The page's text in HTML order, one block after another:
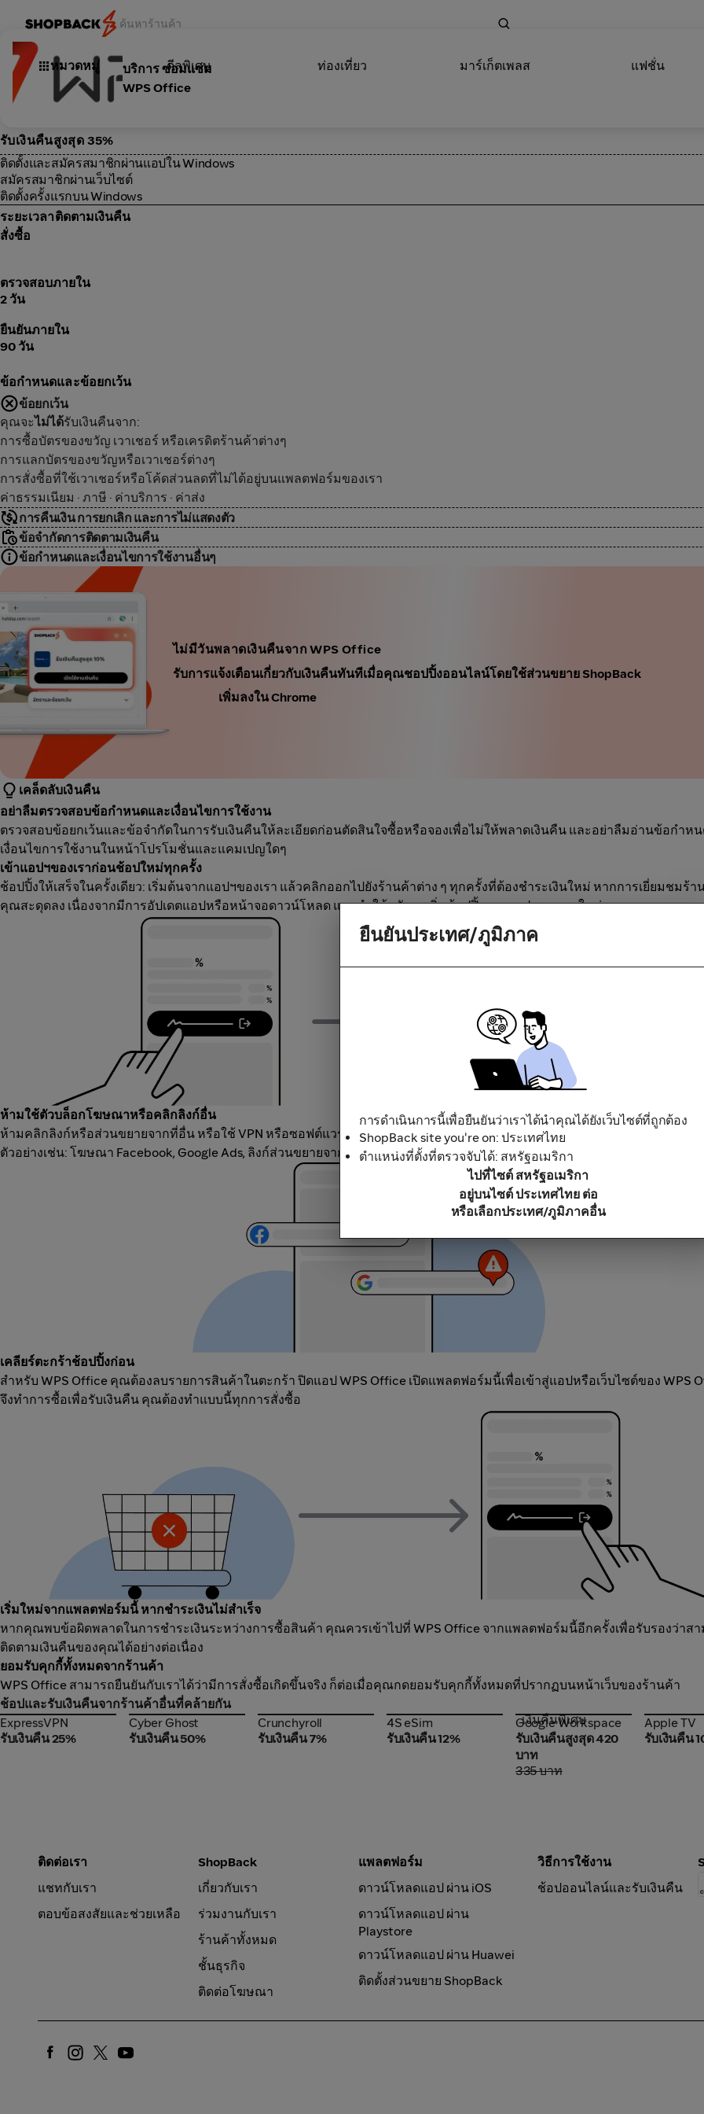
หมวดหมู่ ดีลพิเศษ ท่องเที่ยว มาร์เก็ตเพลส แฟชั่น
บริการ ซ่อมแซม
WPS Office
รับเงินคืนสูงสุด 35%
ติดตั้งและสมัครสมาชิกผ่านแอปใน Windows
สมัครสมาชิกผ่านเว็บไซต์
ติดตั้งครั้งแรกบน Windows
ระยะเวลาติดตามเงินคืน
สั่งซื้อ
ตรวจสอบภายใน
2 วัน
ยืนยันภายใน
90 วัน
ข้อกำหนดและข้อยกเว้น
ข้อยกเว้น
คุณจะไม่ได้รับเงินคืนจาก:
การซื้อบัตรของขวัญ เวาเชอร์ หรือเครดิตร้านค้าต่างๆ
การแลกบัตรของขวัญหรือเวาเชอร์ต่างๆ
การสั่งซื้อที่ใช้เวาเชอร์หรือโค้ดส่วนลดที่ไม่ได้อยู่บนแพลตฟอร์มของเรา
ค่าธรรมเนียม · ภาษี · ค่าบริการ · ค่าส่ง
การคืนเงิน การยกเลิก และการไม่แสดงตัว
ข้อจำกัดการติดตามเงินคืน
ข้อกำหนดและเงื่อนไขการใช้งานอื่นๆ
ไม่มีวันพลาดเงินคืนจาก WPS Office
รับการแจ้งเตือนเกี่ยวกับเงินคืนทันทีเมื่อคุณชอปปิ้งออนไลน์โดยใช้ส่วนขยาย ShopBack
เพิ่มลงใน Chrome
เคล็ดลับเงินคืน
อย่าลืมตรวจสอบข้อกำหนดและเงื่อนไขการใช้งาน
ตรวจสอบข้อยกเว้นและข้อจำกัดในการรับเงินคืนให้ละเอียดก่อนตัดสินใจซื้อหรือจองเพื่อไม่ให้พลาดเงินคืน และอย่าลืมอ่านข้อกำห
เงื่อนไขการใช้งานในหน้าโปรโมชั่นและแคมเปญใดๆ
เข้าแอปฯของเราก่อนช้อปใหม่ทุกครั้ง
ช้อปปิ้งให้เสร็จในครั้งเดียว: เริ่มต้นจากแอปฯของเรา แล้วคลิกออกไปยังร้านค้าต่าง ๆ ทุกครั้งที่ต้องชำระเงินใหม่ หากการเยี่ยมชมร้า
คุณสะดุดลง เนื่องจากมีการอัปเดตแอปหรือหน้าจอดาวน์โหลด แนะนำให้กลับมาเริ่มช้อปปิ้งจากแอปฯของเราใหม่
ห้ามใช้ตัวบล็อกโฆษณาหรือคลิกลิงก์อื่น
ห้ามคลิกลิงก์หรือส่วนขยายจากที่อื่น หรือใช้ VPN หรือซอฟต์แวร์บล็อกโฆษณา เนื่องจากการใช้สิ่งนี้อาจส่งผลให้เงินคืนของคุณไม่ถู
ตัวอย่างเช่น: โฆษณา Facebook, Google Ads, ลิงก์ส่วนขยายจากแพลตฟอร์มสิทธิพิเศษหรือเงินคืนอื่นๆ
เคลียร์ตะกร้าช้อปปิ้งก่อน
สำหรับ WPS Office คุณต้องลบรายการสินค้าในตะกร้า ปิดแอป WPS Office เปิดแพลตฟอร์มนี้เพื่อเข้าสู่แอปหรือเว็บไซต์ของ WPS
จึงทำการซื้อเพื่อรับเงินคืน คุณต้องทำแบบนี้ทุกการสั่งซื้อ
เริ่มใหม่จากแพลตฟอร์มนี้ หากชำระเงินไม่สำเร็จ
หากคุณพบข้อผิดพลาดในการชำระเงินระหว่างการซื้อสินค้า คุณควรเข้าไปที่ WPS Office จากแพลตฟอร์มนี้อีกครั้งเพื่อรับรองว่าสา
ติดตามเงินคืนของคุณได้อย่างต่อเนื่อง
ยอมรับคุกกี้ทั้งหมดจากร้านค้า
WPS Office สามารถยืนยันกับเราได้ว่ามีการสั่งซื้อเกิดขึ้นจริง ก็ต่อเมื่อคุณกดยอมรับคุกกี้ทั้งหมดที่ปรากฏบนหน้าเว็บของร้านค้า
ช้อปและรับเงินคืนจากร้านค้าอื่นที่คล้ายกัน
ExpressVPN
ExpressVPN
รับเงินคืน 25%
Cyber Ghost
Cyber Ghost
รับเงินคืน 50%
Crunchyroll
Crunchyroll
รับเงินคืน 7%
4S eSim
4S eSim
รับเงินคืน 12%
Google Workspace
เงินคืนพิเศษ
Google Workspace
รับเงินคืนสูงสุด 420
บาท
335 บาท
Apple TV
Apple TV
รับเงินคืน
ติดต่อเรา
แชทกับเรา
ตอบข้อสงสัยและช่วยเหลือ
ShopBack
เกี่ยวกับเรา
ร่วมงานกับเรา
ร้านค้าทั้งหมด
ชั้นธุรกิจ
ติดต่อโฆษณา
แพลตฟอร์ม
ดาวน์โหลดแอป ผ่าน iOS
ดาวน์โหลดแอป ผ่าน
Playstore
ดาวน์โหลดแอป ผ่าน Huawei
ติดตั้งส่วนขยาย ShopBack
วิธีการใช้งาน
ช้อปออนไลน์และรับเงินคืน
ยืนยันประเทศ/ภูมิภาค
การดำเนินการนี้เพื่อยืนยันว่าเราได้นำคุณได้ยังเว็บไซต์ที่ถูกต้อง
ShopBack site you're on: ประเทศไทย
ตำแหน่งที่ตั้งที่ตรวจจับได้: สหรัฐอเมริกา
ไปที่ไซต์ สหรัฐอเมริกา
อยู่บนไซต์ ประเทศไทย ต่อ
หรือเลือกประเทศ/ภูมิภาคอื่น